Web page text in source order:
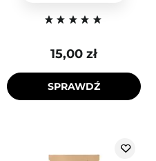
15,00 zł
SPRAWDŹ